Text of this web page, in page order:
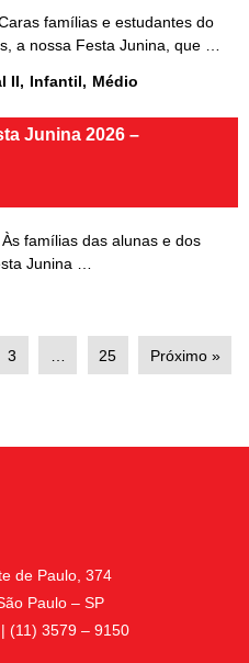
famílias e estudantes do
a nossa Festa Junina, que …
II, Infantil, Médio
Junina 2026 –
famílias das alunas e dos
Junina …
3 25 Próximo »
de Paulo, 374
Paulo – SP
(11) 3579 – 9150